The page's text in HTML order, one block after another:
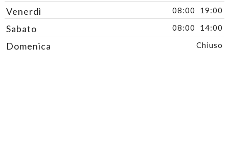
Venerdì 08:00 19:00
Sabato 08:00 14:00
Domenica Chiuso